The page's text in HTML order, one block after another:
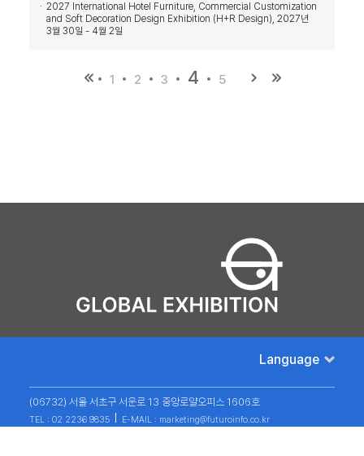
2027 International Hotel Furniture, Commercial Customization
and Soft Decoration Design Exhibition (H+R Design), 2027년
3월 30일 - 4월 2일
1 2 3 4 5
Language
(06732) 서울 서초구 서운로 13 중앙로얄오피스 1606호
TEL : 02 2236 9835 E-MAIL : marketing@futuroinfo.co.kr